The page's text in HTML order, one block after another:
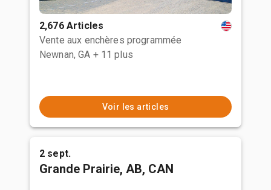
2,676 Articles
Vente aux enchères programmée
Newnan, GA + 11 plus
Voir les articles
2 sept.
Grande Prairie, AB, CAN